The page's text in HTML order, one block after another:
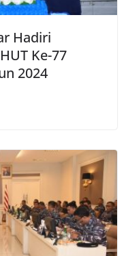
Hadiri
Ke-77
2024